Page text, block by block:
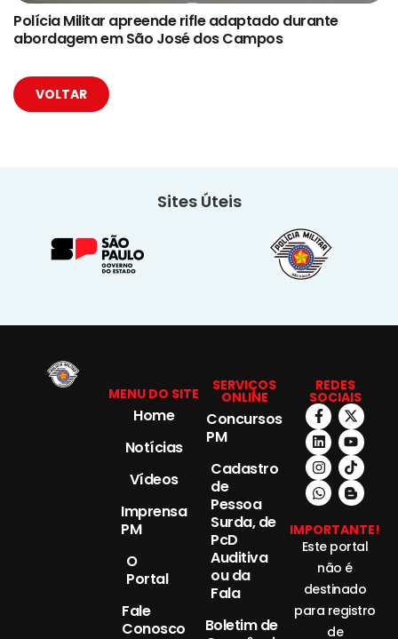
Polícia Militar apreende rifle adaptado durante
abordagem em São José dos Campos
VOLTAR
Sites Úteis
MENU DO SITE
Home
Notícias
Vídeos
Imprensa
PM
O
Portal
Fale
Conosco
SERVIÇOS
ONLINE
Concursos
PM
Cadastro
de
Pessoa
Surda, de
PcD
Auditiva
ou da
Fala
Boletim de
REDES
SOCIAIS
IMPORTANTE!
Este portal
não é
destinado
para registro
de